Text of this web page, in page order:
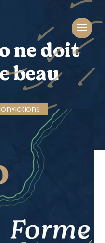
ne doit
beau